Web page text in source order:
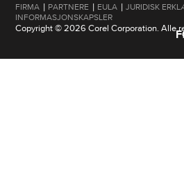
FIRMA | PARTNERE | EULA | JURIDISK
INFORMASJONSKAPSLER
Copyright © 2026 Corel Corporation. Alle